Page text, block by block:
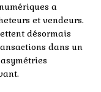
a
et vendeurs.
désormais
dans un